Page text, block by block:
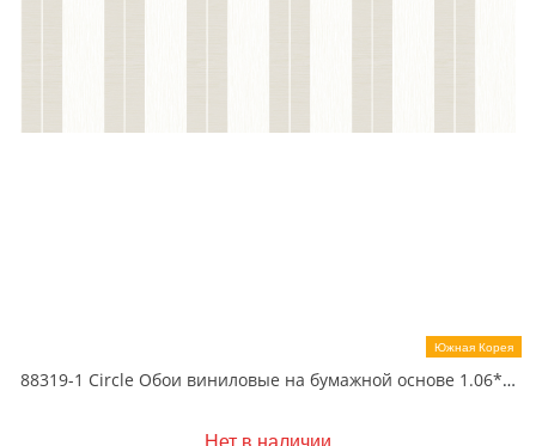
Южная Корея
88319-1 Circle Обои виниловые на бумажной основе 1.06*15.6